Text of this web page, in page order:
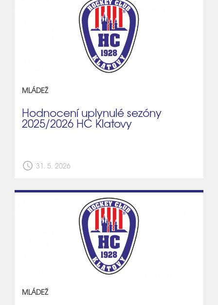
MLÁDEŽ
Hodnocení uplynulé sezóny
2025/2026 HC Klatovy
schedule 31. 5. 2026
MLÁDEŽ